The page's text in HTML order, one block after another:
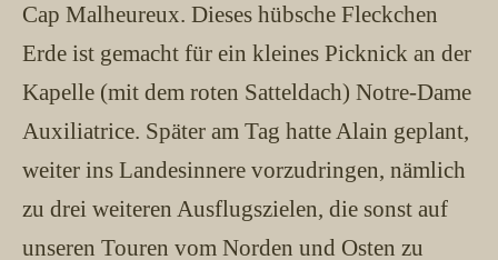
Cap Malheureux. Dieses hübsche Fleckchen
Erde ist gemacht für ein kleines Picknick an der
Kapelle (mit dem roten Satteldach) Notre-Dame
Auxiliatrice. Später am Tag hatte Alain geplant,
weiter ins Landesinnere vorzudringen, nämlich
zu drei weiteren Ausflugszielen, die sonst auf
unseren Touren vom Norden und Osten zu